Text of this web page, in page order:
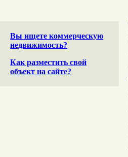
Вы ищете коммерческую
недвижимость?
Как разместить свой
объект на сайте?